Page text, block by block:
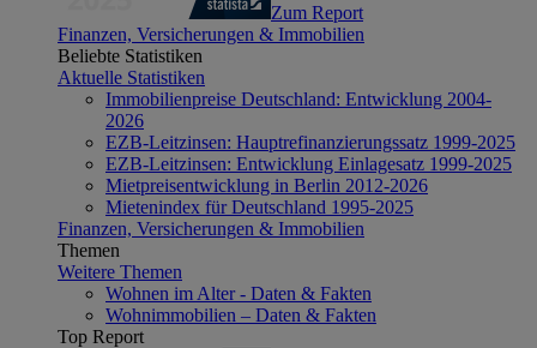
Zum Report
Finanzen, Versicherungen & Immobilien
Beliebte Statistiken
Aktuelle Statistiken
Immobilienpreise Deutschland: Entwicklung 2004-
2026
EZB-Leitzinsen: Hauptrefinanzierungssatz 1999-2025
EZB-Leitzinsen: Entwicklung Einlagesatz 1999-2025
Mietpreisentwicklung in Berlin 2012-2026
Mietenindex für Deutschland 1995-2025
Finanzen, Versicherungen & Immobilien
Themen
Weitere Themen
Wohnen im Alter - Daten & Fakten
Wohnimmobilien – Daten & Fakten
Top Report